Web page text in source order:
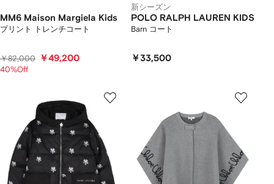
MM6 Maison Margiela Kids
プリント トレンチコート
￥82,000 ￥49,200
40%Off
新シーズン
POLO RALPH LAUREN KIDS
Barn コート
￥33,500